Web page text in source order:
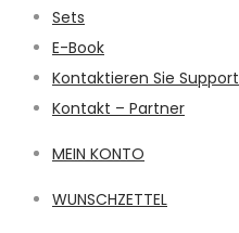
Sets
E-Book
Kontaktieren Sie Support
Kontakt – Partner
MEIN KONTO
WUNSCHZETTEL